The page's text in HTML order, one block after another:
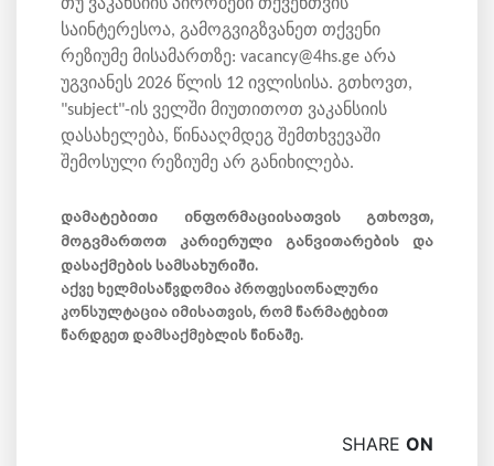
თუ ვაკანსიის პირობები თქვენთვის
საინტერესოა, გამოგვიგზვანეთ თქვენი
რეზიუმე მისამართზე: vacancy@4hs.ge არა
უგვიანეს 2026 წლის 12 ივლისისა. გთხოვთ,
"subject"-ის ველში მიუთითოთ ვაკანსიის
დასახელება, წინააღმდეგ შემთხვევაში
შემოსული რეზიუმე არ განიხილება.
დამატებითი ინფორმაციისათვის გთხოვთ,
მოგვმართოთ კარიერული განვითარების და
დასაქმების სამსახურიში.
აქვე ხელმისაწვდომია პროფესიონალური
კონსულტაცია იმისათვის, რომ წარმატებით
წარდგეთ დამსაქმებლის წინაშე.
SHARE ON